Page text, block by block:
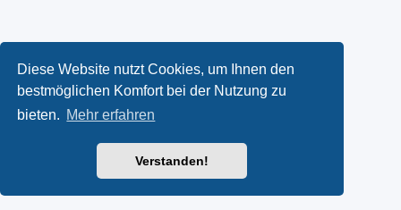
Diese Website nutzt Cookies, um Ihnen den
bestmöglichen Komfort bei der Nutzung zu
bieten. Mehr erfahren
Verstanden!